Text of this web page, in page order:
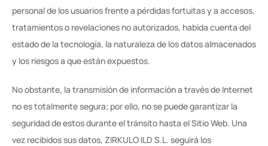
personal de los usuarios frente a pérdidas fortuitas y a accesos,
tratamientos o revelaciones no autorizados, habida cuenta del
estado de la tecnología, la naturaleza de los datos almacenados
y los riesgos a que están expuestos.
No obstante, la transmisión de información a través de Internet
no es totalmente segura; por ello, no se puede garantizar la
seguridad de estos durante el tránsito hasta el Sitio Web. Una
vez recibidos sus datos, ZIRKULO ILD S.L. seguirá los